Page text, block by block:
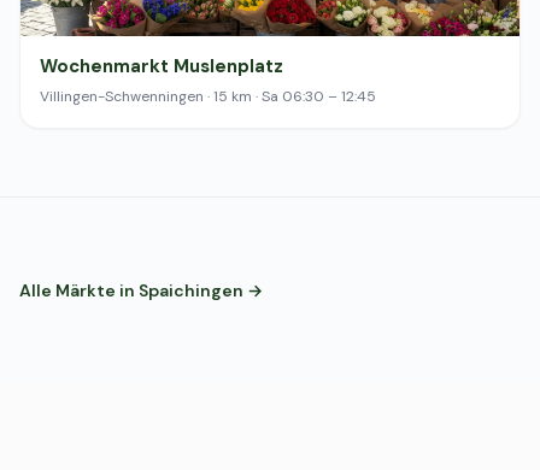
Wochenmarkt Muslenplatz
Villingen-Schwenningen · 15 km · Sa 06:30 – 12:45
Alle Märkte in Spaichingen →